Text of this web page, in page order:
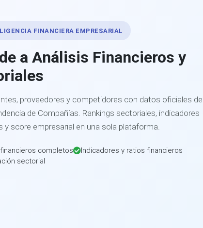
FINANCIERA EMPRESARIAL
a Análisis Financieros y
proveedores y competidores con datos oficiales
de Compañías. Rankings sectoriales, indicadores
y score empresarial en una sola plataforma.
completos
Indicadores y ratios financieros
sectorial